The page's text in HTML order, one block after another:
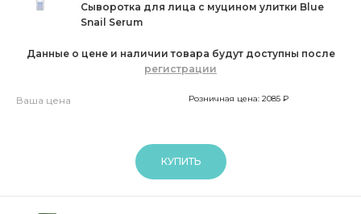
Сыворотка для лица с муцином улитки Blue
Snail Serum
Данные о цене и наличии товара будут доступны после
регистрации
Ваша цена Розничная цена: 2085 ₽
КУПИТЬ